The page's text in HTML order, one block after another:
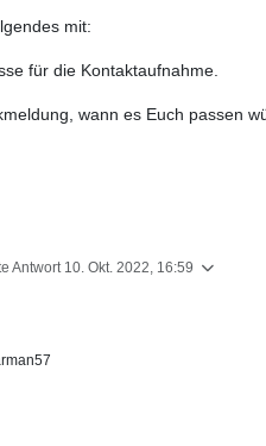
mit:
für die Kontaktaufnahme.
wann es Euch passen
Antwort 10. Okt. 2022, 16:59